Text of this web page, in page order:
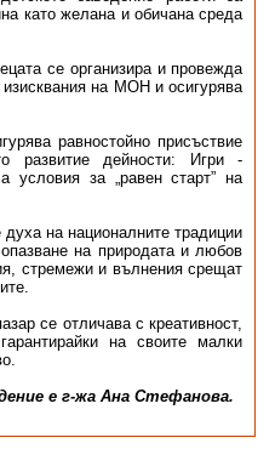
като желана и обичана среда
се организира и провежда
изисквания на МОН и осигурява
равностойно присъствие
развитие дейности: Игри -
за „равен старт” на
на националните традиции
на природата и любов
стремежи и вълнения срещат
се отличава с креативност,
на своите малки
е г-жа Ана Стефанова.